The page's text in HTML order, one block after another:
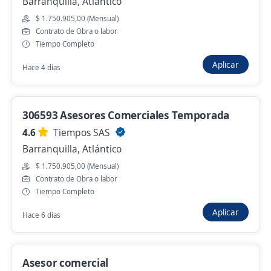
Asesor de cobranza
4,5
ACTIVOS S A S
Barranquilla, Atlántico
Asesor/a Punto de venta marcas
reconocidas moda y lujo retail
Grupo Soluciones Horizonte
Barranquilla, Atlántico
Hace 14 horas
Anterior Siguiente
$ 1.750.905,00 (Mensual)
Contrato de Obra o labor
Tiempo Completo
Hace 4 días Aplicar
306593 Asesores Comerciales Temporada
4.6
Tiempos SAS
Barranquilla, Atlántico
$ 1.750.905,00 (Mensual)
Contrato de Obra o labor
Tiempo Completo
Hace 6 días Aplicar
Asesor comercial